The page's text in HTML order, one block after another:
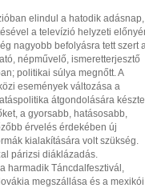
elindul a hatodik adásnap,
a televízió helyzeti
nagyobb befolyásra tett szert
népművelő, ismeretterjesztő
politikai súlya megnőtt. A
események változása a
átgondolására
a gyorsabb, hatásosabb,
érvelés érdekében új
kialakítására volt szükség.
párizsi diáklázadás.
harmadik Táncdalfesztivál,
megszállása és a mexikói